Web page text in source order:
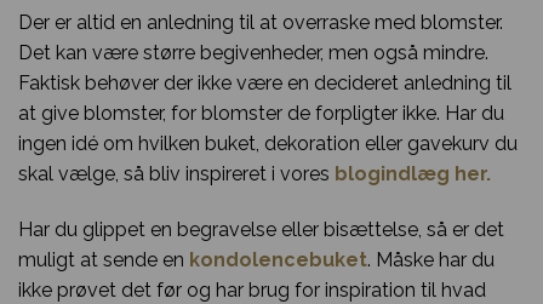
Der er altid en anledning til at overraske med blomster.
Det kan være større begivenheder, men også mindre.
Faktisk behøver der ikke være en decideret anledning til
at give blomster, for blomster de forpligter ikke. Har du
ingen idé om hvilken buket, dekoration eller gavekurv du
skal vælge, så bliv inspireret i vores blogindlæg her.
Har du glippet en begravelse eller bisættelse, så er det
muligt at sende en kondolencebuket. Måske har du
ikke prøvet det før og har brug for inspiration til hvad